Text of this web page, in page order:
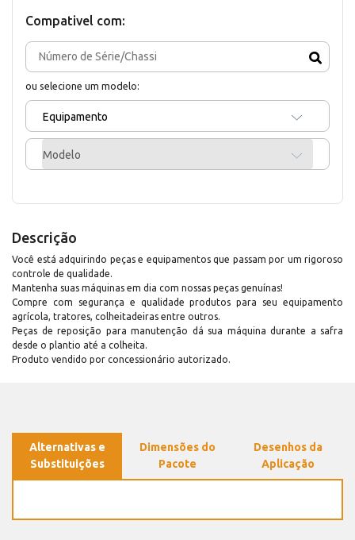
Compativel com:
ou selecione um modelo:
Equipamento
Modelo
Descrição
Você está adquirindo peças e equipamentos que passam por um rigoroso
controle de qualidade.
Mantenha suas máquinas em dia com nossas peças genuínas!
Compre com segurança e qualidade produtos para seu equipamento
agrícola, tratores, colheitadeiras entre outros.
Peças de reposição para manutenção dá sua máquina durante a safra
desde o plantio até a colheita.
Produto vendido por concessionário autorizado.
Alternativas e
Substituições
Dimensões do
Pacote
Desenhos da
Aplicação